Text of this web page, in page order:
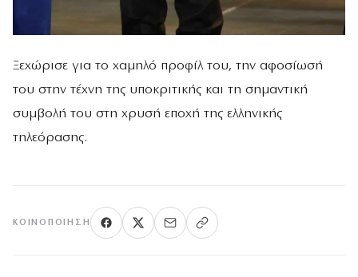
Ξεχώρισε για το χαμηλό προφίλ του, την αφοσίωσή
του στην τέχνη της υποκριτικής και τη σημαντική
συμβολή του στη χρυσή εποχή της ελληνικής
τηλεόρασης.
ΚΟΙΝΟΠΟΊΗΣΗ